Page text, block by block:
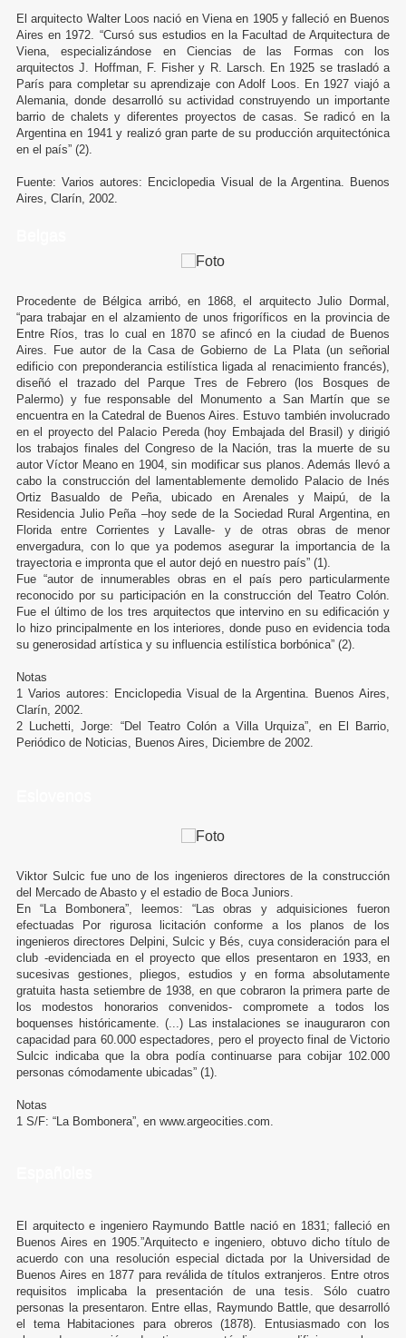
El arquitecto Walter Loos nació en Viena en 1905 y falleció en Buenos
Aires en 1972. “Cursó sus estudios en la Facultad de Arquitectura de
Viena, especializándose en Ciencias de las Formas con los
arquitectos J. Hoffman, F. Fisher y R. Larsch. En 1925 se trasladó a
París para completar su aprendizaje con Adolf Loos. En 1927 viajó a
Alemania, donde desarrolló su actividad construyendo un importante
barrio de chalets y diferentes proyectos de casas. Se radicó en la
Argentina en 1941 y realizó gran parte de su producción arquitectónica
en el país” (2).
Fuente: Varios autores: Enciclopedia Visual de la Argentina. Buenos
Aires, Clarín, 2002.
Procedente de Bélgica arribó, en 1868, el arquitecto Julio Dormal,
“para trabajar en el alzamiento de unos frigoríficos en la provincia de
Entre Ríos, tras lo cual en 1870 se afincó en la ciudad de Buenos
Aires. Fue autor de la Casa de Gobierno de La Plata (un señorial
edificio con preponderancia estilística ligada al renacimiento francés),
diseñó el trazado del Parque Tres de Febrero (los Bosques de
Palermo) y fue responsable del Monumento a San Martín que se
encuentra en la Catedral de Buenos Aires. Estuvo también involucrado
en el proyecto del Palacio Pereda (hoy Embajada del Brasil) y dirigió
los trabajos finales del Congreso de la Nación, tras la muerte de su
autor Víctor Meano en 1904, sin modificar sus planos. Además llevó a
cabo la construcción del lamentablemente demolido Palacio de Inés
Ortiz Basualdo de Peña, ubicado en Arenales y Maipú, de la
Residencia Julio Peña –hoy sede de la Sociedad Rural Argentina, en
Florida entre Corrientes y Lavalle- y de otras obras de menor
envergadura, con lo que ya podemos asegurar la importancia de la
trayectoria e impronta que el autor dejó en nuestro país” (1).
Fue “autor de innumerables obras en el país pero particularmente
reconocido por su participación en la construcción del Teatro Colón.
Fue el último de los tres arquitectos que intervino en su edificación y
lo hizo principalmente en los interiores, donde puso en evidencia toda
su generosidad artística y su influencia estilística borbónica” (2).
Notas
1 Varios autores: Enciclopedia Visual de la Argentina. Buenos Aires,
Clarín, 2002.
2 Luchetti, Jorge: “Del Teatro Colón a Villa Urquiza”, en El Barrio,
Periódico de Noticias, Buenos Aires, Diciembre de 2002.
Viktor Sulcic fue uno de los ingenieros directores de la construcción
del Mercado de Abasto y el estadio de Boca Juniors.
En “La Bombonera”, leemos: “Las obras y adquisiciones fueron
efectuadas Por rigurosa licitación conforme a los planos de los
ingenieros directores Delpini, Sulcic y Bés, cuya consideración para el
club -evidenciada en el proyecto que ellos presentaron en 1933, en
sucesivas gestiones, pliegos, estudios y en forma absolutamente
gratuita hasta setiembre de 1938, en que cobraron la primera parte de
los modestos honorarios convenidos- compromete a todos los
boquenses históricamente. (...) Las instalaciones se inauguraron con
capacidad para 60.000 espectadores, pero el proyecto final de Victorio
Sulcic indicaba que la obra podía continuarse para cobijar 102.000
personas cómodamente ubicadas” (1).
Notas
1 S/F: “La Bombonera”, en www.argeocities.com.
El arquitecto e ingeniero Raymundo Battle nació en 1831; falleció en
Buenos Aires en 1905.”Arquitecto e ingeniero, obtuvo dicho título de
acuerdo con una resolución especial dictada por la Universidad de
Buenos Aires en 1877 para reválida de títulos extranjeros. Entre otros
requisitos implicaba la presentación de una tesis. Sólo cuatro
personas la presentaron. Entre ellas, Raymundo Battle, que desarrolló
el tema Habitaciones para obreros (1878). Entusiasmado con los